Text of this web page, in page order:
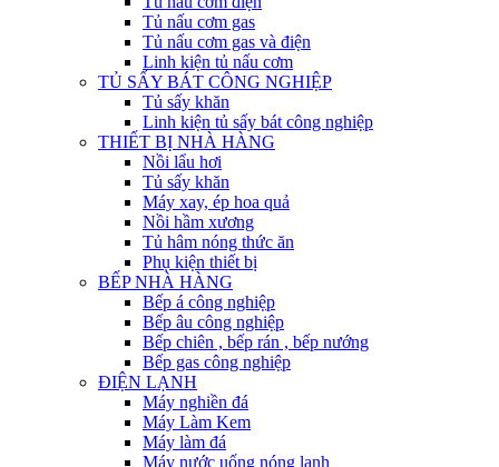
Tủ nấu cơm gas
Tủ nấu cơm gas và điện
Linh kiện tủ nấu cơm
TỦ SẤY BÁT CÔNG NGHIỆP
Tủ sấy khăn
Linh kiện tủ sấy bát công nghiệp
THIẾT BỊ NHÀ HÀNG
Nồi lẩu hơi
Tủ sấy khăn
Máy xay, ép hoa quả
Nồi hầm xương
Tủ hâm nóng thức ăn
Phụ kiện thiết bị
BẾP NHÀ HÀNG
Bếp á công nghiệp
Bếp âu công nghiệp
Bếp chiên , bếp rán , bếp nướng
Bếp gas công nghiệp
ĐIỆN LẠNH
Máy nghiền đá
Máy Làm Kem
Máy làm đá
Máy nước uống nóng lạnh